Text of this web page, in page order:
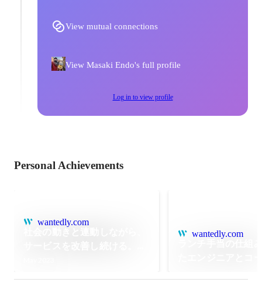
View mutual connections
View Masaki Endo's full profile
Log in to view profile
Personal Achievements
wantedly.com
wantedly.com